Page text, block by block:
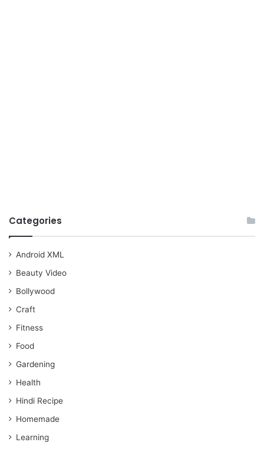
Categories
Android XML
Beauty Video
Bollywood
Craft
Fitness
Food
Gardening
Health
Hindi Recipe
Homemade
Learning